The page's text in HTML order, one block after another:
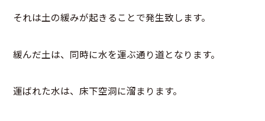
それは土の緩みが起きることで発生致します。
緩んだ土は、同時に水を運ぶ通り道となります。
運ばれた水は、床下空洞に溜まります。